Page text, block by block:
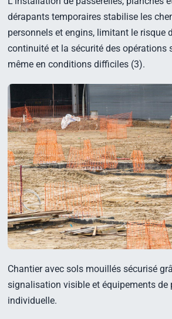
dérapants temporaires stabilise les
personnels et engins, limitant le risque
continuité et la sécurité des opérations
même en conditions difficiles (3).
Chantier avec sols mouillés sécurisé
signalisation visible et équipements de
individuelle.